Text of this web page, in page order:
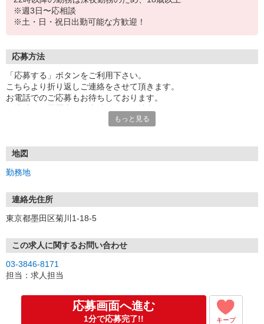
※週3日〜応相談
※土・日・祝日出勤可能な方歓迎！
応募方法
「応募する」ボタンをご利用下さい。
こちらより折り返しご連絡をさせて頂きます。
お電話でのご応募もお待ちしております。
もっと見る
地図
勤務地
連絡先住所
東京都墨田区菊川1-18-5
この求人に関するお問い合わせ
03-3846-8171
担当：求人担当
応募画面へ進む
1分で応募完了!! キープ